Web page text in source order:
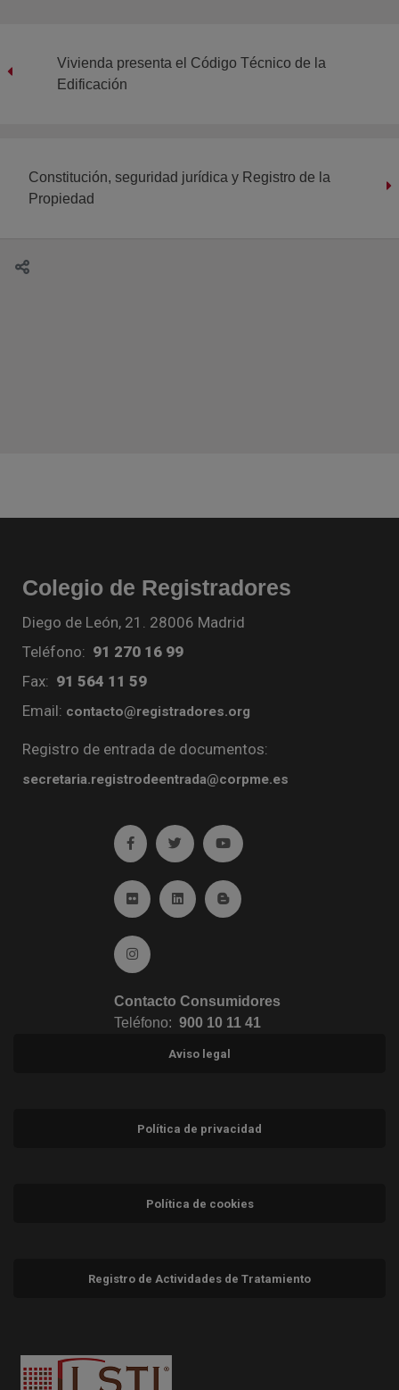
Vivienda presenta el Código Técnico de la
Edificación
Constitución, seguridad jurídica y Registro de la
Propiedad
Colegio de Registradores
Diego de León, 21. 28006 Madrid
Teléfono: 91 270 16 99
Fax: 91 564 11 59
Email: contacto@registradores.org
Registro de entrada de documentos:
secretaria.registrodeentrada@corpme.es
Ir a facebook (abre en ventana nueva)
Ir a twitter (abre en ventana nueva)
Ir a YouTube (abre en
Ir a Flickr (abre en ventana nueva)
Ir a Linkedin (abre en ventana nueva)
Ir al Blog (abre en ventana
Ir a Instagram (abre en ventana nueva)
Contacto Consumidores
Teléfono: 900 10 11 41
Aviso legal
Política de privacidad
Política de cookies
Registro de Actividades de Tratamiento